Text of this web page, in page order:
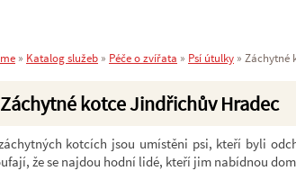
Záchytné kotce Jindřichův Hradec
kotcích jsou umístěni psi, kteří byli
že se najdou hodní lidé, kteří jim nabídnou
» Katalog služeb » Péče o zvířata » Psí útulky » Záchytné